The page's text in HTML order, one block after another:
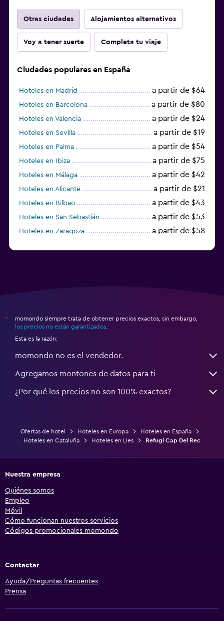
Otras ciudades Alojamientos alternativos
Voy a tener suerte Completa tu viaje
Ciudades populares en España
Hoteles en Madrid a partir de $64
Hoteles en Barcelona a partir de $80
Hoteles en Valencia a partir de $24
Hoteles en Sevilla a partir de $19
Hoteles en Palma a partir de $54
Hoteles en Ibiza a partir de $75
Hoteles en Málaga a partir de $42
Hoteles en Alicante a partir de $21
Hoteles en Bilbao a partir de $43
Hoteles en San Sebastián a partir de $53
Hoteles en Zaragoza a partir de $58
*
momondo siempre trata de obtener precios exactos, sin embargo,
los precios no están garantizados
Esta es la razón:
momondo no es el vendedor.
Agregamos montones de datos para ti
¿Por qué los precios no son 100% exactos?
Ofertas de hotel Hoteles en Europa
Hoteles en España
Hoteles en Cataluña
Hoteles en Lles Refugi Cap Del Rec
Nuestra empresa
Quiénes somos
Empleo
Móvil
Cómo funcionan nuestros servicios
Códigos promocionales momondo
Contactar
Ayuda/Preguntas frecuentes
Prensa